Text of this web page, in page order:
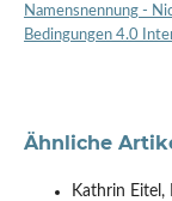
Namensnennung -
Bedingungen 4.0
Ähnliche
Kathrin Eitel,